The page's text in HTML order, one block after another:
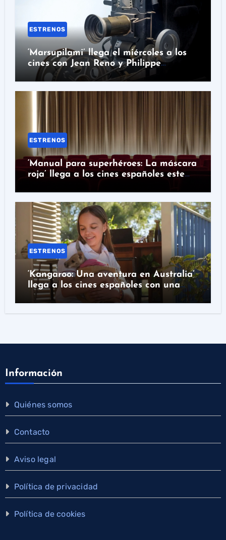
ESTRENOS
‘Marsupilami’ llega el miércoles a los
cines con Jean Reno y Philippe
Lacheau
ESTRENOS
‘Manual para superhéroes: La máscara
roja’ llega a los cines españoles este
ESTRENOS
‘Kangaroo: Una aventura en Australia’
llega a los cines españoles con una
historia real detrás
Información
Quiénes somos
Contacto
Aviso legal
Política de privacidad
Política de cookies